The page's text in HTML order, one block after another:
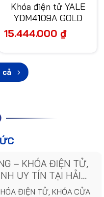
Khóa điện tử YALE
YDM4109A GOLD
15.444.000 ₫
cả
– KHÓA ĐIỆN TỬ,
UY TÍN TẠI HẢI
ĐIỆN TỬ, KHÓA CỬA